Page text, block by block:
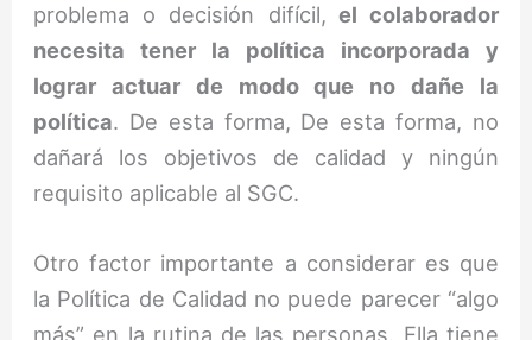
problema o decisión difícil, el colaborador
necesita tener la política incorporada y
lograr actuar de modo que no dañe la
política. De esta forma, De esta forma, no
dañará los objetivos de calidad y ningún
requisito aplicable al SGC.
Otro factor importante a considerar es que
la Política de Calidad no puede parecer “algo
más” en la rutina de las personas. Ella tiene